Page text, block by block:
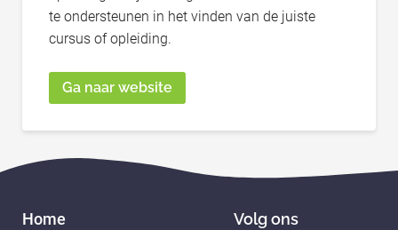
te ondersteunen in het vinden van de juiste
cursus of opleiding.
Ga naar website
Home
Volg ons